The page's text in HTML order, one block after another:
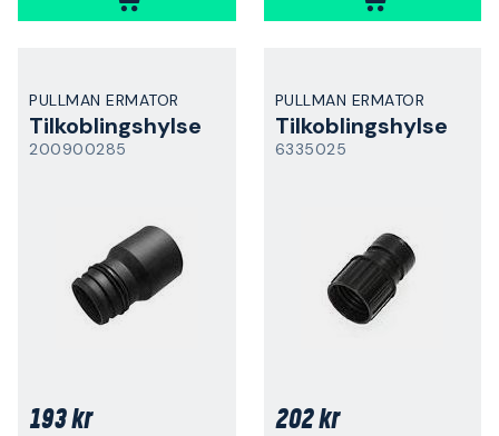
PULLMAN ERMATOR
Tilkoblingshylse
200900285
193 kr
PULLMAN ERMATOR
Tilkoblingshylse
6335025
202 kr